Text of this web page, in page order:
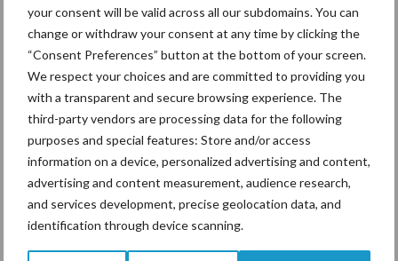
your consent will be valid across all our subdomains. You can
change or withdraw your consent at any time by clicking the
“Consent Preferences” button at the bottom of your screen.
We respect your choices and are committed to providing you
with a transparent and secure browsing experience. The
third-party vendors are processing data for the following
purposes and special features: Store and/or access
information on a device, personalized advertising and content,
advertising and content measurement, audience research,
and services development, precise geolocation data, and
identification through device scanning.
Themapagina's
Diergezondheid Bemesting Fokkerij
Bedrijfsnieuws
Ligbox &
Voerhekken